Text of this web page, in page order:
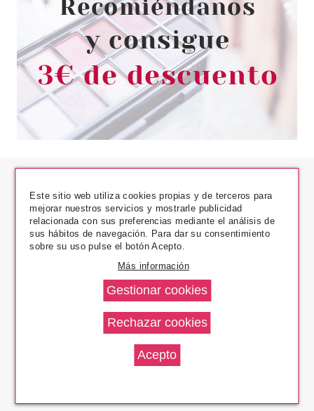
Los Precios Más Bajos
Este sitio web utiliza cookies propias y de terceros para
mejorar nuestros servicios y mostrarle publicidad
relacionada con sus preferencias mediante el análisis de
sus hábitos de navegación. Para dar su consentimiento
sobre su uso pulse el botón Acepto.
Más información